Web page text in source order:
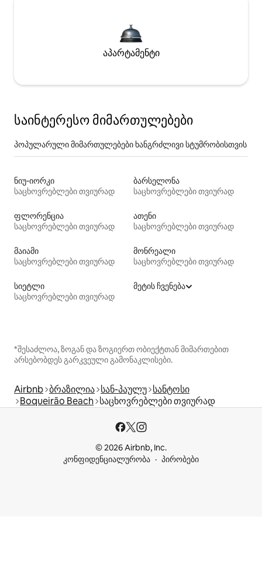
აპარტამენტი
საინტერესო მიმართულებები
პოპულარული მიმართულებები ხანგრძლივი სტუმრობისთვის
ნიუ-იორკი
საცხოვრებლები თვიურად
ბარსელონა
საცხოვრებლები თვიურად
ფლორენცია
საცხოვრებლები თვიურად
ათენი
საცხოვრებლები თვიურად
მაიამი
საცხოვრებლები თვიურად
მონრეალი
საცხოვრებლები თვიურად
სიეტლი
საცხოვრებლები თვიურად
მეტის ჩვენება
*შესაძლოა, ზოგან და ზოგიერთ ობიექტთან მიმართებით
არსებობდეს გარკვეული გამონაკლისები.
Airbnb ბრაზილია სან-პაულუ სანტოსი
Boqueirão Beach საცხოვრებლები თვიურად
© 2026 Airbnb, Inc.
კონფიდენციალურობა
პირობები